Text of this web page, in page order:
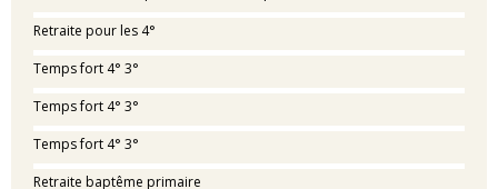
Retraite pour les 4°
Temps fort 4° 3°
Temps fort 4° 3°
Temps fort 4° 3°
Retraite baptême primaire